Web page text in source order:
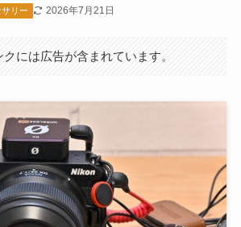
リー 2026年7月21日
には広告が含まれています。